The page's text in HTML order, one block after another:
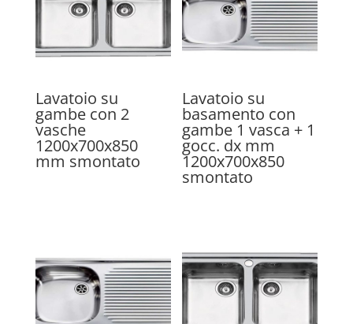
Lavatoio su
gambe con 2
vasche
1200x700x850
mm smontato
Lavatoio su
basamento con
gambe 1 vasca + 1
gocc. dx mm
1200x700x850
smontato